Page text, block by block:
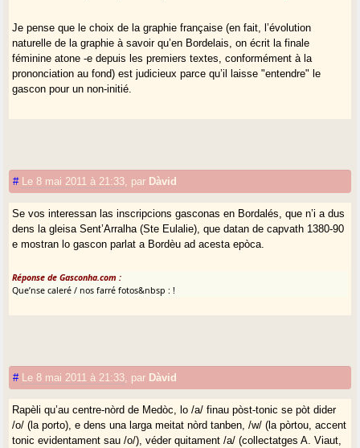
Je pense que le choix de la graphie française (en fait, l’évolution
naturelle de la graphie à savoir qu’en Bordelais, on écrit la finale
féminine atone -e depuis les premiers textes, conformément à la
prononciation au fond) est judicieux parce qu’il laisse "entendre" le
gascon pour un non-initié.
# Le 8 mai 2011 à 21:33 par Dàvid
Se vos interessan las inscripcions gasconas en Bordalés, que n’i a dus
dens la gleisa Sent’Arralha (Ste Eulalie), que datan de capvath 1380-90
e mostran lo gascon parlat a Bordèu ad acesta epòca.
Réponse de Gasconha.com :
Que’nse caleré / nos farré fotos&nbsp : !
# Le 8 mai 2011 à 21:33 par Dàvid
Rapèli qu’au centre-nòrd de Medòc, lo /a/ finau pòst-tonic se pòt dider
/o/ (la porto), e dens una larga meitat nòrd tanben, /w/ (la pòrtou, accent
tonic evidentament sau /o/), véder quitament /a/ (collectatges A. Viaut,